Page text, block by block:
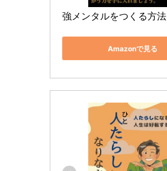
強メンタルをつくる方法
Amazonで見る